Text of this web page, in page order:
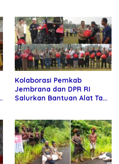
Kolaborasi Pemkab
Jembrana dan DPR RI
Salurkan Bantuan Alat Tani